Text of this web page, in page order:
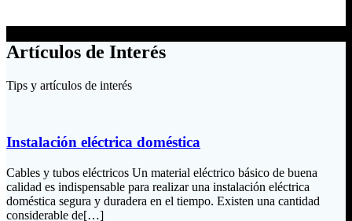
Artículos de Interés
Tips y artículos de interés
Instalación eléctrica doméstica
Cables y tubos eléctricos Un material eléctrico básico de buena
calidad es indispensable para realizar una instalación eléctrica
doméstica segura y duradera en el tiempo. Existen una cantidad
considerable de[…]